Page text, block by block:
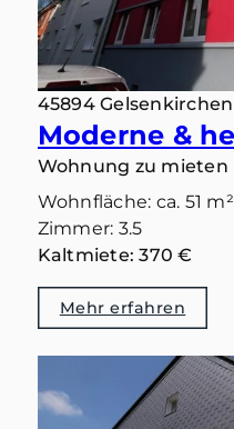
45894 Gelsenkirchen
Wohnung zu mieten
Wohnfläche: ca. 51 m²
Zimmer: 3.5
Kaltmiete: 370 €
Mehr erfahren